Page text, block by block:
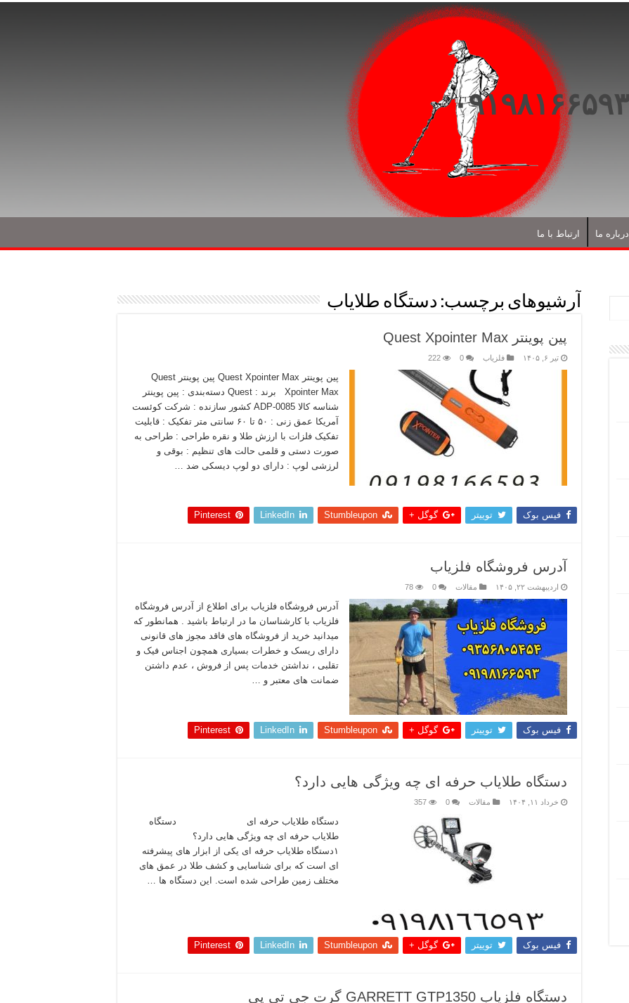
درباره ما ارتباط با ما
آرشیوهای برچسب: دستگاه طلایاب
پین پوینتر Quest Xpointer Max
تیر ۶, ۱۴۰۵ فلزیاب 0
222
پین پوینتر Quest Xpointer Max پین پوینتر Quest
Xpointer Max برند : Quest دسته‌بندی : پین پوینتر
شناسه کالا ADP-0085 کشور سازنده : شرکت کوئست
آمریکا عمق زنی : ۵۰ تا ۶۰ سانتی متر تفکیک : قابلیت
تفکیک فلزات با ارزش طلا و نقره طراحی : طراحی به
صورت دستی و قلمی حالت های تنظیم : بوقی و
لرزشی لوپ : دارای دو لوپ دیسکی ضد …
فیس بوک توییتر گوگل + Stumbleupon
LinkedIn
Pinterest
آدرس فروشگاه فلزیاب
اردیبهشت ۲۲, ۱۴۰۵ مقالات 0
78
آدرس فروشگاه فلزیاب برای اطلاع از آدرس فروشگاه
فلزیاب با کارشناسان ما در ارتباط باشید . همانطور که
میدانید خرید از فروشگاه های فاقد مجوز های قانونی
دارای ریسک و خطرات بسیاری همچون اجناس فیک و
تقلبی ، نداشتن خدمات پس از فروش ، عدم داشتن
ضمانت های معتبر و …
فیس بوک توییتر گوگل + Stumbleupon
LinkedIn
Pinterest
دستگاه طلایاب حرفه ای چه ویژگی هایی دارد؟
خرداد ۱۱, ۱۴۰۴ مقالات 0
357
دستگاه طلایاب حرفه ای دستگاه
طلایاب حرفه ای چه ویژگی هایی دارد؟
۱دستگاه طلایاب حرفه‌ ای یکی از ابزار های پیشرفته‌
ای است که برای شناسایی و کشف طلا در عمق‌ های
مختلف زمین طراحی شده است. این دستگاه‌ ها …
فیس بوک توییتر گوگل + Stumbleupon
LinkedIn
Pinterest
دستگاه فلزیاب GARRETT GTP1350 گرت جی تی پی